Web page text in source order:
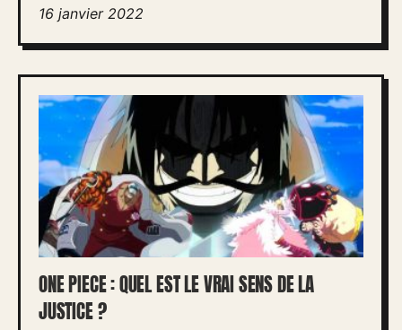
16 janvier 2022
ONE PIECE : QUEL EST LE VRAI SENS DE LA
JUSTICE ?